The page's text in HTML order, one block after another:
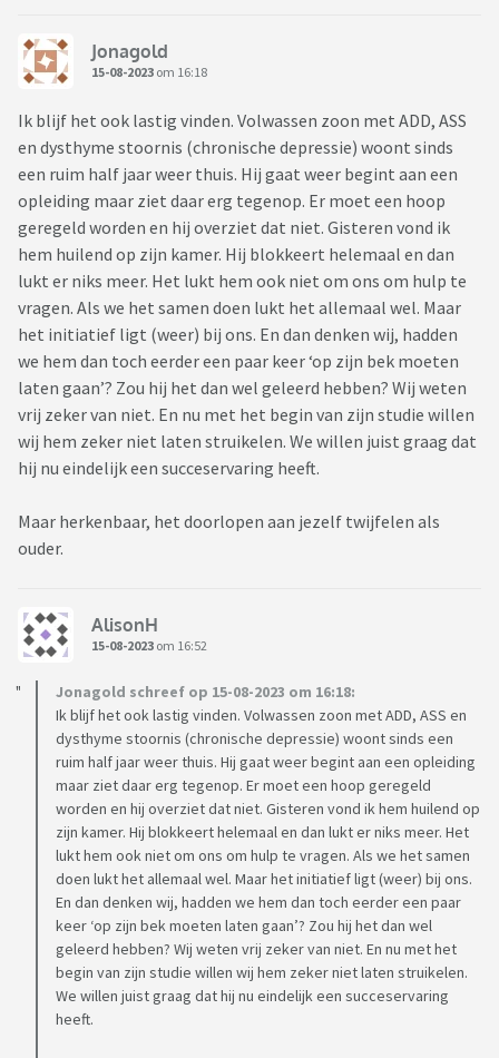
Jonagold
15-08-2023 om 16:18
Ik blijf het ook lastig vinden. Volwassen zoon met ADD, ASS
en dysthyme stoornis (chronische depressie) woont sinds
een ruim half jaar weer thuis. Hij gaat weer begint aan een
opleiding maar ziet daar erg tegenop. Er moet een hoop
geregeld worden en hij overziet dat niet. Gisteren vond ik
hem huilend op zijn kamer. Hij blokkeert helemaal en dan
lukt er niks meer. Het lukt hem ook niet om ons om hulp te
vragen. Als we het samen doen lukt het allemaal wel. Maar
het initiatief ligt (weer) bij ons. En dan denken wij, hadden
we hem dan toch eerder een paar keer ‘op zijn bek moeten
laten gaan’? Zou hij het dan wel geleerd hebben? Wij weten
vrij zeker van niet. En nu met het begin van zijn studie willen
wij hem zeker niet laten struikelen. We willen juist graag dat
hij nu eindelijk een succeservaring heeft.
Maar herkenbaar, het doorlopen aan jezelf twijfelen als
ouder.
AlisonH
15-08-2023 om 16:52
Jonagold schreef op 15-08-2023 om 16:18:
Ik blijf het ook lastig vinden. Volwassen zoon met ADD, ASS en
dysthyme stoornis (chronische depressie) woont sinds een
ruim half jaar weer thuis. Hij gaat weer begint aan een opleiding
maar ziet daar erg tegenop. Er moet een hoop geregeld
worden en hij overziet dat niet. Gisteren vond ik hem huilend op
zijn kamer. Hij blokkeert helemaal en dan lukt er niks meer. Het
lukt hem ook niet om ons om hulp te vragen. Als we het samen
doen lukt het allemaal wel. Maar het initiatief ligt (weer) bij ons.
En dan denken wij, hadden we hem dan toch eerder een paar
keer ‘op zijn bek moeten laten gaan’? Zou hij het dan wel
geleerd hebben? Wij weten vrij zeker van niet. En nu met het
begin van zijn studie willen wij hem zeker niet laten struikelen.
We willen juist graag dat hij nu eindelijk een succeservaring
heeft.